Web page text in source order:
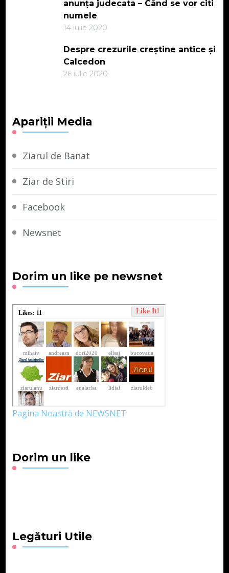
anunța judecata – Când se vor citi
numele
14 iulie 2020
Despre crezurile creștine antice și
Calcedon
26 iulie 2020
Apariții Media
Ziarul de Banat
Ziar de Stiri
Facebook
Newsnet
Dorim un like pe newsnet
Pagina Noastră de NEWSNET
Dorim un like
Legături Utile